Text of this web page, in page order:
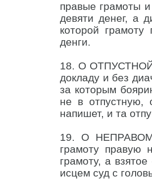
правые грамоты
девяти денег, а
которой
денги.
18. О ОТПУСТНОЙ
докладу и без
за которым
не в отпустную,
напишет, и та
19. О НЕПРАВОМ
грамоту
грамоту, а
исцем суд с